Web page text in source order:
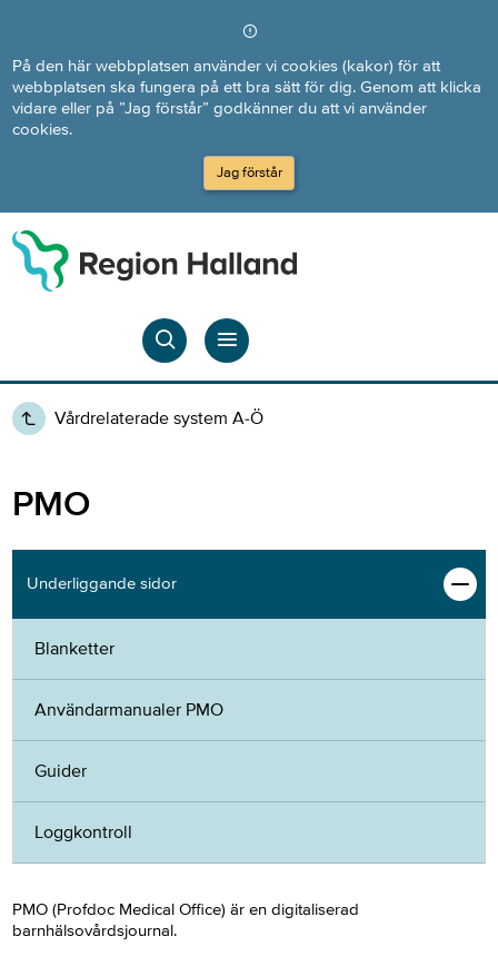
På den här webbplatsen använder vi cookies (kakor) för att
webbplatsen ska fungera på ett bra sätt för dig. Genom att klicka
vidare eller på ”Jag förstår” godkänner du att vi använder
cookies.
Jag förstår
Vårdrelaterade system A-Ö
PMO
Underliggande sidor
Blanketter
Användarmanualer PMO
Guider
Loggkontroll
PMO (Profdoc Medical Office) är en digitaliserad
barnhälsovårdsjournal.